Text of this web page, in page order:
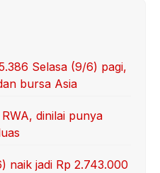
Selasa (9/6) pagi,
bursa Asia
dinilai punya
naik jadi Rp 2.743.000